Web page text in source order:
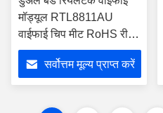
मॉड्यूल RTL8811AU
वाईफाई चिप मीट RoHS रीच
अप्रूवल
सर्वोत्तम मूल्य प्राप्त करें